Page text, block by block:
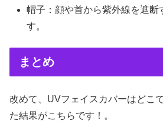
帽子：顔や首から紫外線を遮断
す。
まとめ
改めて、UVフェイスカバーはどこ
た結果がこちらです！。